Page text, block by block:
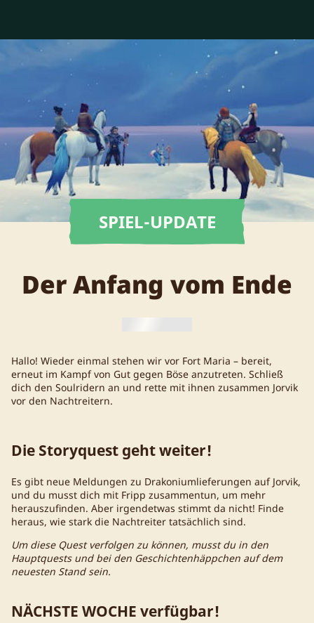
SPIEL-UPDATE
Der Anfang vom Ende
Hallo! Wieder einmal stehen wir vor Fort Maria – bereit,
erneut im Kampf von Gut gegen Böse anzutreten. Schließ
dich den Soulridern an und rette mit ihnen zusammen Jorvik
vor den Nachtreitern.
Die Storyquest geht weiter!
Es gibt neue Meldungen zu Drakoniumlieferungen auf Jorvik,
und du musst dich mit Fripp zusammentun, um mehr
herauszufinden. Aber irgendetwas stimmt da nicht! Finde
heraus, wie stark die Nachtreiter tatsächlich sind.
Um diese Quest verfolgen zu können, musst du in den
Hauptquests und bei den Geschichtenhäppchen auf dem
neuesten Stand sein.
NÄCHSTE WOCHE verfügbar!